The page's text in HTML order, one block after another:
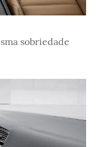
sobriedade